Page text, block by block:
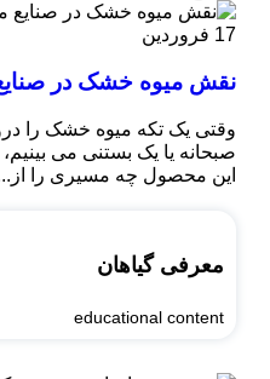
17 فروردین
نقش میوه خشک در
وقتی یک تکه میوه خشک را
صبحانه یا یک بستنی می
این محصول چه مسیری را
معرفی گیاهان
educational content